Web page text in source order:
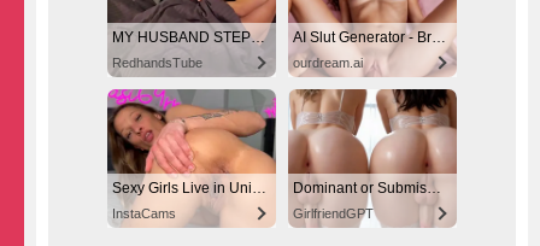
MY HUSBAND STEPSON MISTAKENLY GIVES ME IN THE ASS
RedhandsTube ourdream.ai
InstaCams
Dominant or Submissive? Cold or Wild?
GirlfriendGPT